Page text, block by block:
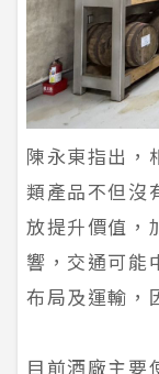
陳永東指出，
類產品不但沒
放提升價值，
響，交通可能
布局及運輸，
目前酒廠主要